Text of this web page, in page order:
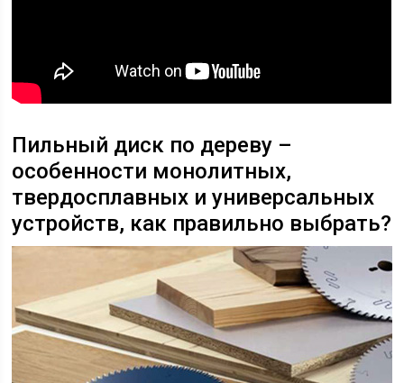
Пильный диск по дереву –
особенности монолитных,
твердосплавных и универсальных
устройств, как правильно выбрать?